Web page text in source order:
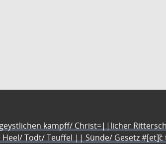
kampff/ Christ=||licher
Todt/ Teuffel || Sünde/ Gesetz